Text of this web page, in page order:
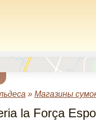
» Магазины
la Força